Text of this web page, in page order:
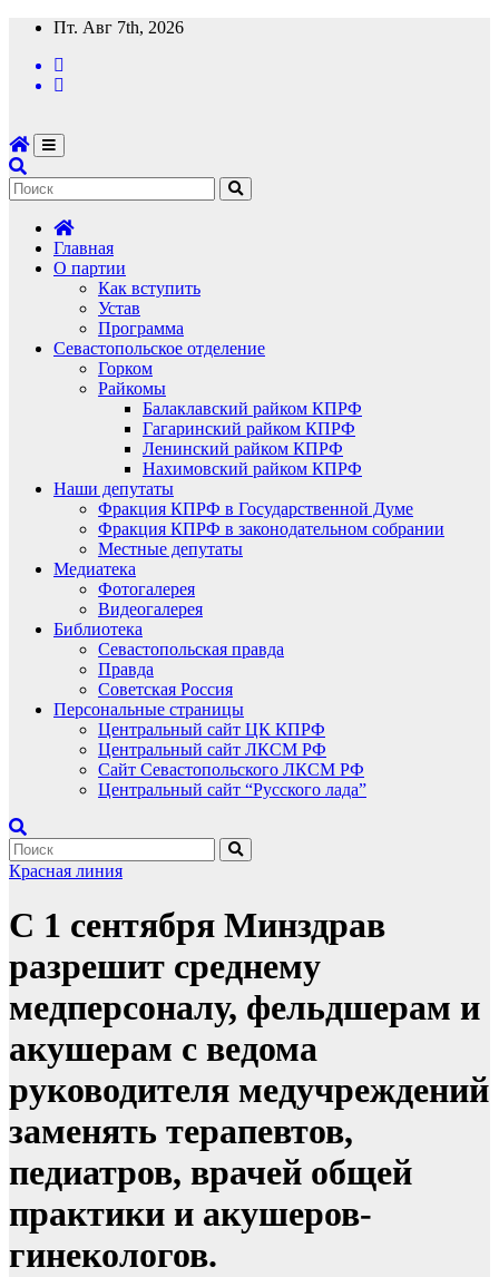
Перейти
содержимому
Пт. Авг 7th, 2026
Главная
О партии
Как вступить
Устав
Программа
Севастопольское отделение
Горком
Райкомы
Балаклавский райком КПРФ
Гагаринский райком КПРФ
Ленинский райком КПРФ
Нахимовский райком КПРФ
Наши депутаты
Фракция КПРФ в Государственной Думе
Фракция КПРФ в законодательном собрании
Местные депутаты
Медиатека
Фотогалерея
Видеогалерея
Библиотека
Севастопольская правда
Правда
Советская Россия
Персональные страницы
Центральный сайт ЦК КПРФ
Центральный сайт ЛКСМ РФ
Сайт Севастопольского ЛКСМ РФ
Центральный сайт “Русского лада”
Красная линия
С 1 сентября Минздрав
разрешит среднему
медперсоналу, фельдшерам и
акушерам с ведома
руководителя медучреждений
заменять терапевтов,
педиатров, врачей общей
практики и акушеров-
гинекологов.